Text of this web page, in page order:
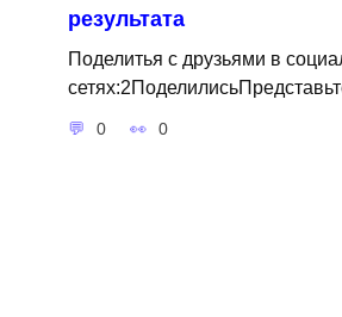
результата
Поделитья с друзьями в
0 0